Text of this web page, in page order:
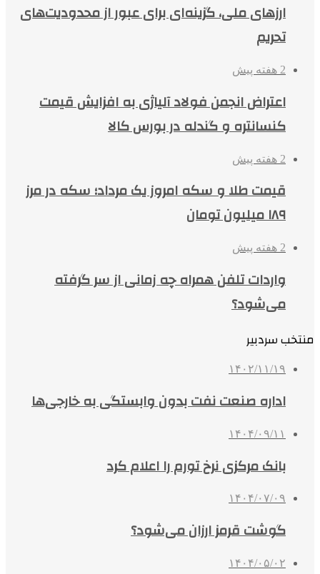
ارزهای ملی، گزینه‌ای برای عبور از محدودیت‌های
تحریم
2 هفته پیش
اعتراض انجمن فولاد آلیاژی به افزایش قیمت
کنسانتره و گندله در بورس کالا
2 هفته پیش
قیمت طلا و سکه امروز یک مرداد؛ سکه در مرز
۱۸۹ میلیون تومان
2 هفته پیش
واردات تلفن همراه چه زمانی از سر گرفته
می‌شود؟
منتخب سردبیر
۱۴۰۲/۱۱/۱۹
اداره صنعت نفت بدون وابستگی به خارجی‌ها
۱۴۰۴/۰۹/۱۱
بانک مرکزی نرخ تورم را اعلام کرد
۱۴۰۴/۰۷/۰۹
گوشت قرمز ارزان می‌شود؟
۱۴۰۴/۰۵/۰۲